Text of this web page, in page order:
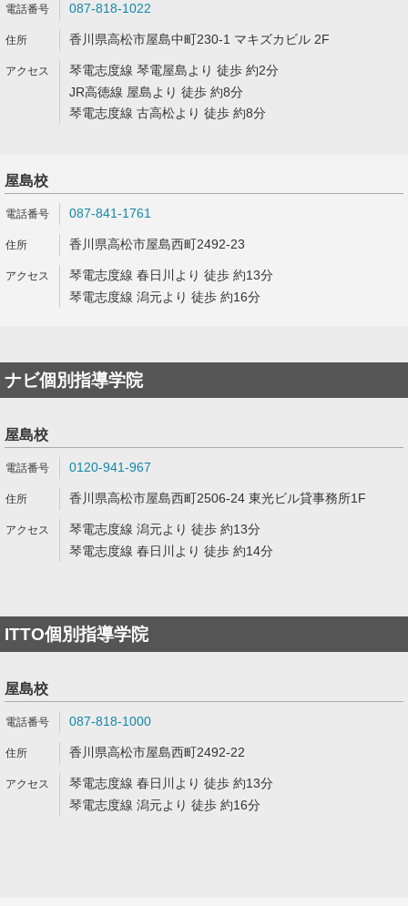
087-818-1022
香川県高松市屋島中町230-1 マキズカビル 2F
琴電志度線 琴電屋島より 徒歩 約2分
JR高徳線 屋島より 徒歩 約8分
琴電志度線 古高松より 徒歩 約8分
屋島校
087-841-1761
香川県高松市屋島西町2492-23
琴電志度線 春日川より 徒歩 約13分
琴電志度線 潟元より 徒歩 約16分
ナビ個別指導学院
屋島校
0120-941-967
香川県高松市屋島西町2506-24 東光ビル貸事務所1F
琴電志度線 潟元より 徒歩 約13分
琴電志度線 春日川より 徒歩 約14分
ITTO個別指導学院
屋島校
087-818-1000
香川県高松市屋島西町2492-22
琴電志度線 春日川より 徒歩 約13分
琴電志度線 潟元より 徒歩 約16分